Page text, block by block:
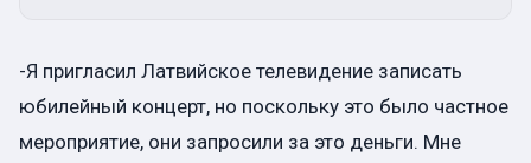
-Я пригласил Латвийское телевидение записать
юбилейный концерт, но поскольку это было частное
мероприятие, они запросили за это деньги. Мне